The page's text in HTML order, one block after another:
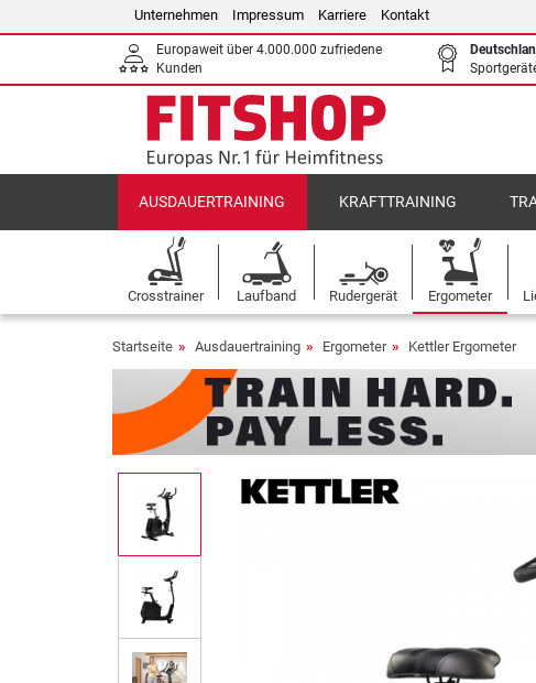
Unternehmen Impressum Karriere Kontakt
Europaweit über 4.000.000 zufriedene
Kunden
AUSDAUERTRAINING KRAFTTRAINING
Crosstrainer Laufband Rudergerät Ergometer
Startseite Ausdauertraining Ergometer Kettler Ergometer